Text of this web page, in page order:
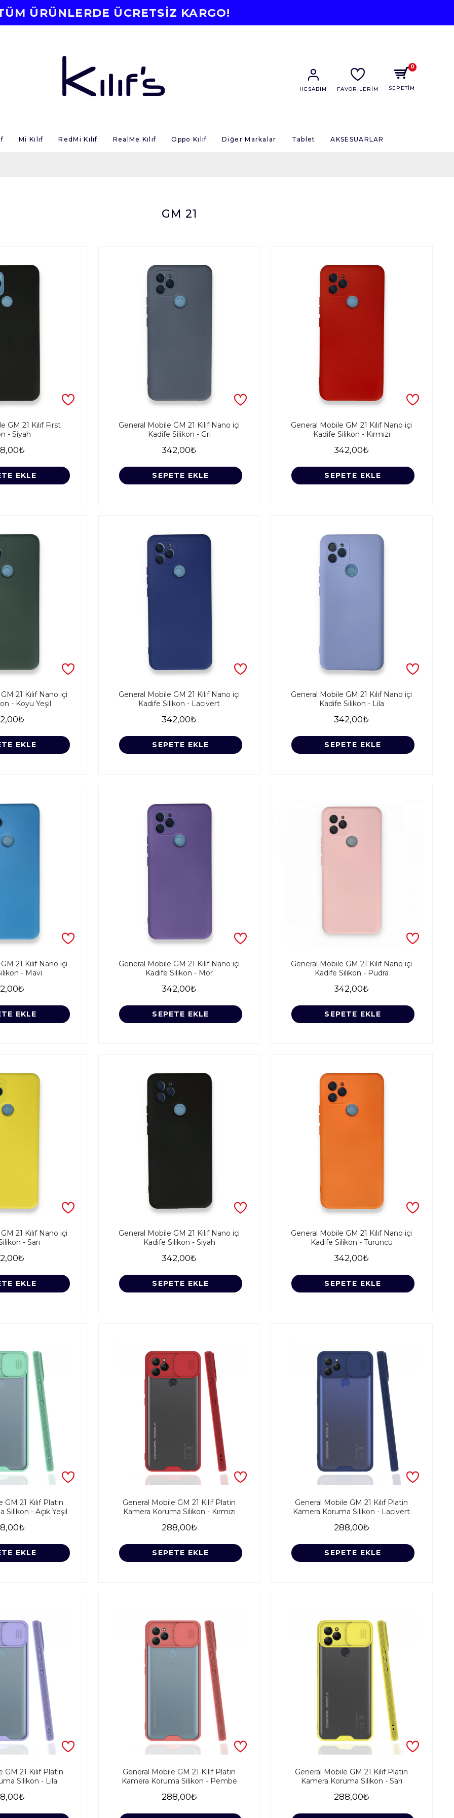
ÜRÜNLERDE ÜCRETSİZ KARGO!
HESABIM FAVORİLERİM SEPETİM
0
Mi Kılıf RedMi Kılıf RealMe Kılıf Oppo Kılıf Diğer Markalar Tablet AKSESUARLAR
GM 21
GM 21 Kılıf First
- Siyah
EKLE
General Mobile GM 21 Kılıf Nano içi
Kadife Silikon - Gri
342,00₺
SEPETE EKLE
General Mobile GM 21 Kılıf Nano içi
Kadife Silikon - Kırmızı
342,00₺
SEPETE EKLE
21 Kılıf Nano içi
- Koyu Yeşil
EKLE
General Mobile GM 21 Kılıf Nano içi
Kadife Silikon - Lacivert
342,00₺
SEPETE EKLE
General Mobile GM 21 Kılıf Nano içi
Kadife Silikon - Lila
342,00₺
SEPETE EKLE
21 Kılıf Nano içi
- Mavi
EKLE
General Mobile GM 21 Kılıf Nano içi
Kadife Silikon - Mor
342,00₺
SEPETE EKLE
General Mobile GM 21 Kılıf Nano içi
Kadife Silikon - Pudra
342,00₺
SEPETE EKLE
21 Kılıf Nano içi
- Sarı
EKLE
General Mobile GM 21 Kılıf Nano içi
Kadife Silikon - Siyah
342,00₺
SEPETE EKLE
General Mobile GM 21 Kılıf Nano içi
Kadife Silikon - Turuncu
342,00₺
SEPETE EKLE
21 Kılıf Platin
Silikon - Açık Yeşil
EKLE
General Mobile GM 21 Kılıf Platin
Kamera Koruma Silikon - Kırmızı
288,00₺
SEPETE EKLE
General Mobile GM 21 Kılıf Platin
Kamera Koruma Silikon - Lacivert
288,00₺
SEPETE EKLE
21 Kılıf Platin
Silikon - Lila
General Mobile GM 21 Kılıf Platin
Kamera Koruma Silikon - Pembe
288,00₺
General Mobile GM 21 Kılıf Platin
Kamera Koruma Silikon - Sarı
288,00₺